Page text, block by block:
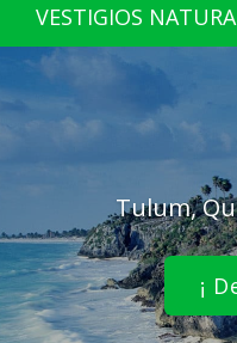
VESTIGIOS
Tulum,
¡